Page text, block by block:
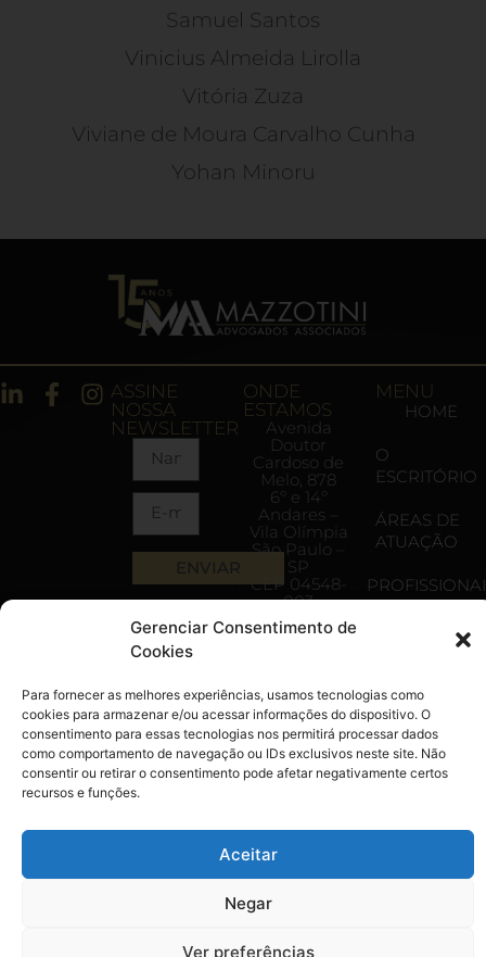
Gerenciar Consentimento de
Cookies
Para fornecer as melhores experiências, usamos tecnologias como
cookies para armazenar e/ou acessar informações do dispositivo. O
consentimento para essas tecnologias nos permitirá processar dados
como comportamento de navegação ou IDs exclusivos neste site. Não
consentir ou retirar o consentimento pode afetar negativamente certos
recursos e funções.
Aceitar
Negar
Ver preferências
Samuel Santos
Vinicius Almeida Lirolla
Vitória Zuza
Viviane de Moura Carvalho Cunha
Yohan Minoru
ASSINE
NOSSA
NEWSLETTER
ENVIAR
ONDE
ESTAMOS
Avenida
Doutor
Cardoso de
Melo, 878
6º e 14º
Andares –
Vila Olímpia
São Paulo –
SP
CEP 04548-
003
SRTVS
Quadra 701
Multiempresarial,
Salas 592-
599A - 5
andar,
Asa Sul,
Brasília - DF
atendimento@mazzotiniadvogados.com.br
MENU
HOME
O
ESCRITÓRIO
ÁREAS DE
ATUAÇÃO
CONTEÚDO